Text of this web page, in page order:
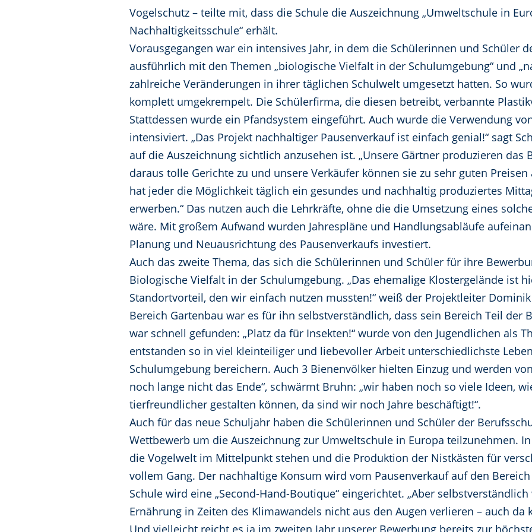
Vogelschutz – teilte mit, dass die Schule die Auszeichnung „Umweltschule in
Nachhaltigkeitsschule“ erhält.
Vorausgegangen war ein intensives Jahr, in dem die Schülerinnen und Schüler
ausführlich mit den Themen „biologische Vielfalt in der Schulumgebung“ und
zahlreiche Veränderungen in ihrer täglichen Schulwelt umgesetzt hatten. So
komplett umgekrempelt. Die Schülerfirma, die diesen betreibt, verbannte
Stattdessen wurde ein Pfandsystem eingeführt. Auch wurde die Verwendung
intensiviert. „Das Projekt nachhaltiger Pausenverkauf ist einfach genial!“ sagt
auf die Auszeichnung sichtlich anzusehen ist. „Unsere Gärtner produzieren das
daraus tolle Gerichte zu und unsere Verkäufer können sie zu sehr guten
hat jeder die Möglichkeit täglich ein gesundes und nachhaltig produziertes
erwerben.“ Das nutzen auch die Lehrkräfte, ohne die die Umsetzung eines
wäre. Mit großem Aufwand wurden Jahrespläne und Handlungsabläufe
Planung und Neuausrichtung des Pausenverkaufs investiert.
Auch das zweite Thema, das sich die Schülerinnen und Schüler für ihre
Biologische Vielfalt in der Schulumgebung. „Das ehemalige Klostergelände ist
Standortvorteil, den wir einfach nutzen mussten!“ weiß der Projektleiter
Bereich Gartenbau war es für ihn selbstverständlich, dass sein Bereich Teil der
war schnell gefunden: „Platz da für Insekten!“ wurde von den Jugendlichen als
entstanden so in viel kleinteiliger und liebevoller Arbeit unterschiedlichste
Schulumgebung bereichern. Auch 3 Bienenvölker hielten Einzug und werden
noch lange nicht das Ende“, schwärmt Bruhn: „wir haben noch so viele Ideen,
tierfreundlicher gestalten können, da sind wir noch Jahre beschäftigt!“.
Auch für das neue Schuljahr haben die Schülerinnen und Schüler der
Wettbewerb um die Auszeichnung zur Umweltschule in Europa teilzunehmen.
die Vogelwelt im Mittelpunkt stehen und die Produktion der Nistkästen für
vollem Gang. Der nachhaltige Konsum wird vom Pausenverkauf auf den
Schule wird eine „Second-Hand-Boutique“ eingerichtet. „Aber
Ernährung in Zeiten des Klimawandels nicht aus den Augen verlieren – auch
Und vielleicht reicht es ja im zweiten Jahr unserer Bewerbung bereits zur